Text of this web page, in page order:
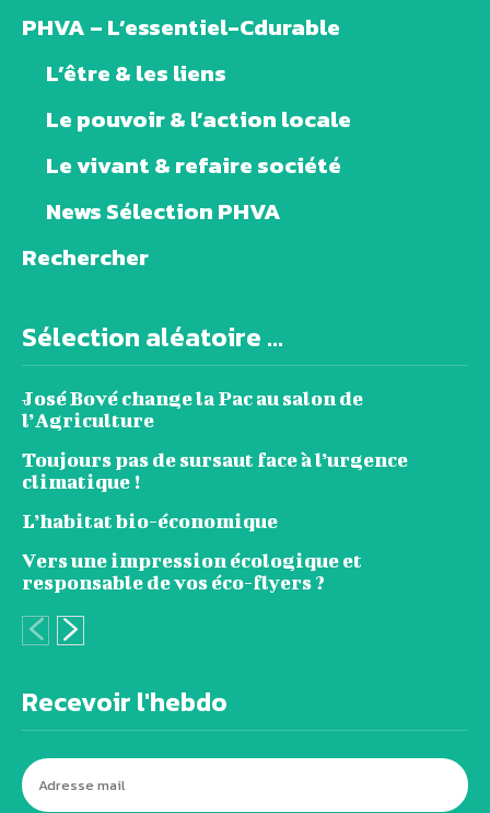
PHVA – L’essentiel-Cdurable
L’être & les liens
Le pouvoir & l’action locale
Le vivant & refaire société
News Sélection PHVA
Rechercher
Sélection aléatoire ...
José Bové change la Pac au salon de
l’Agriculture
Toujours pas de sursaut face à l’urgence
climatique !
L’habitat bio-économique
Vers une impression écologique et
responsable de vos éco-flyers ?
Recevoir l'hebdo